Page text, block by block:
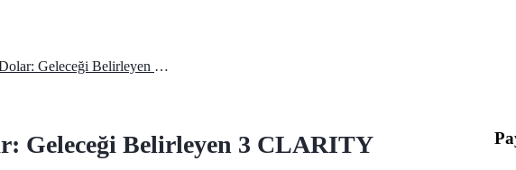
XRP Fiyatı 1.45 Dolar: Geleceği Belirleyen 3 CLARITY Yasası Sinyali
Geleceği Belirleyen 3 CLARITY